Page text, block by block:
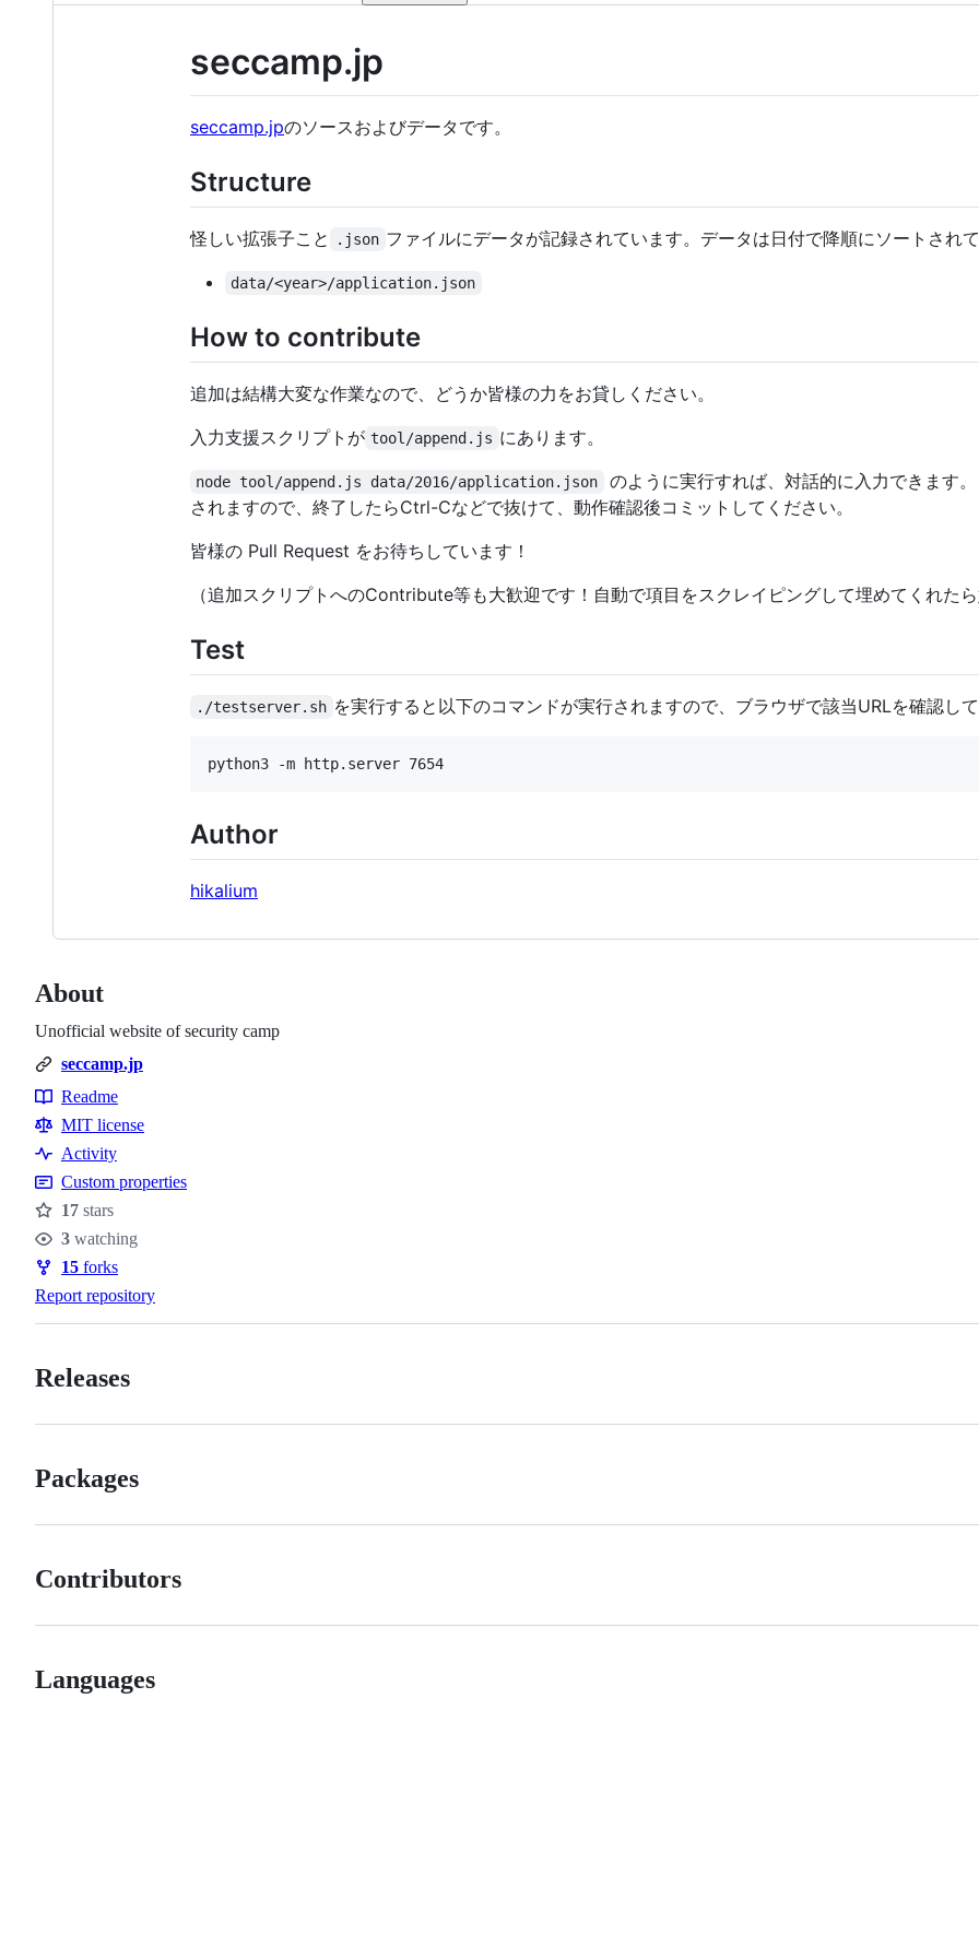
seccamp.jp
seccamp.jpのソースおよびデータです。
Structure
怪しい拡張子こと .json ファイルにデータが記録されています。データは日付で降順にソートされて
data/<year>/application.json
How to contribute
追加は結構大変な作業なので、どうか皆様の力をお貸しください。
入力支援スクリプトが tool/append.js にあります。
node tool/append.js data/2016/application.json
のように実行すれば、対話的に入力できます
されますので、終了したらCtrl-Cなどで抜けて、動作確認後コミットしてください。
皆様の Pull Request をお待ちしています！
（追加スクリプトへのContribute等も大歓迎です！自動で項目をスクレイピングして埋めてくれたら
Test
./testserver.sh を実行すると以下のコマンドが実行されますので、ブラウザで該当URLを確認して
Author
hikalium
About
Unofficial website of security camp
seccamp.jp
Resources
Readme
MIT license
Activity
Custom properties
Stars
17 stars
Watchers
3 watching
Forks
15 forks
Report repository
Releases
Packages
Contributors
Languages